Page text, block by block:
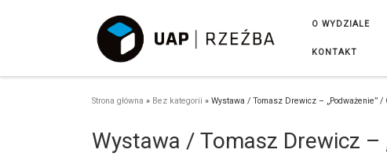
O WYDZIALE
KONTAKT
Strona główna » Bez kategorii » Wystawa / Tomasz Drewicz – „Podważenie” /
Wystawa / Tomasz Drewicz –